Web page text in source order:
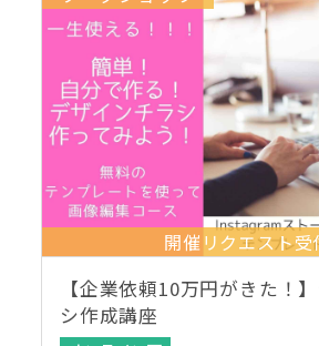
開催リクエスト受
【企業依頼10万円がきた！
シ作成講座